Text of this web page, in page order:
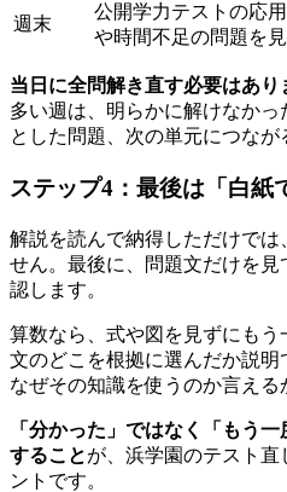
週末
公開学力テストの応
や時間不足の問題を
当日に全問解き直す必要はあり
多い週は、明らかに解けなか
とした問題、次の単元につなが
ステップ4：最後は「白紙
解説を読んで納得しただけでは
せん。最後に、問題文だけを
認します。
算数なら、式や図を見ずにも
文のどこを根拠に選んだか説明
なぜその知識を使うのか言える
「分かった」ではなく「もう
することが、浜学園のテスト直
ントです。